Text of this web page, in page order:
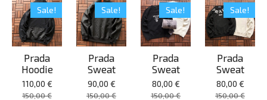
Sale!
Prada
Hoodie
110,00 €
150,00 €
Sale!
Prada
Sweat
90,00 €
150,00 €
Sale!
Prada
Sweat
80,00 €
150,00 €
Sale!
Prada
Sweat
80,00 €
150,00 €